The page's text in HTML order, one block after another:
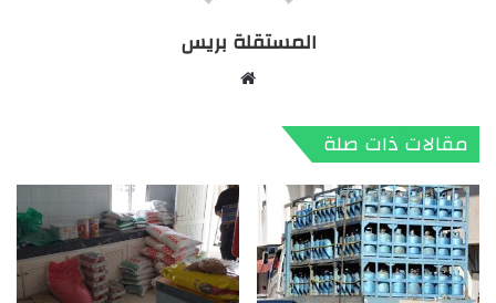
المستقلة بريس
مقالات ذات صلة